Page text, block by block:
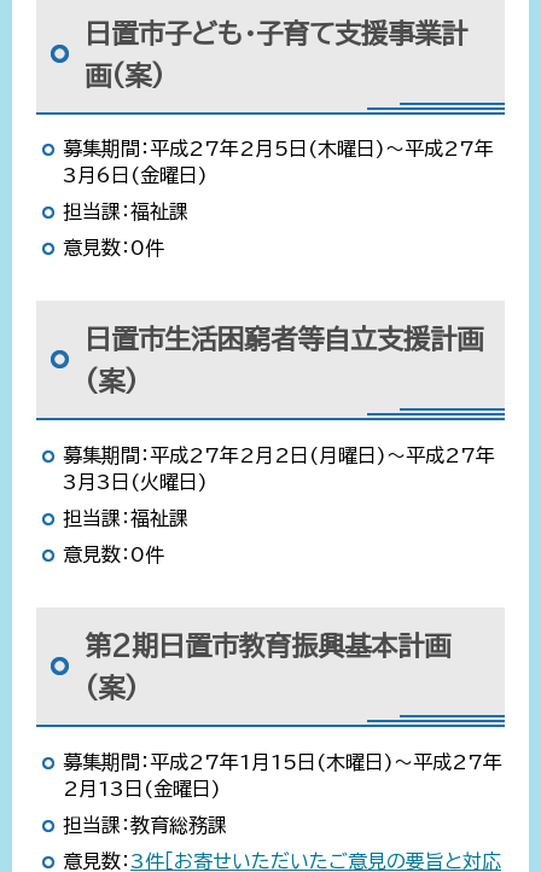
日置市子ども・子育て支援事業計
画(案)
募集期間：平成27年2月5日(木曜日)～平成27年
3月6日(金曜日)
担当課：福祉課
意見数：0件
日置市生活困窮者等自立支援計画
(案)
募集期間：平成27年2月2日(月曜日)～平成27年
3月3日(火曜日)
担当課：福祉課
意見数：0件
第2期日置市教育振興基本計画
(案)
募集期間：平成27年1月15日(木曜日)～平成27年
2月13日(金曜日)
担当課：教育総務課
意見数： 3件［お寄せいただいたご意見の要旨と対応